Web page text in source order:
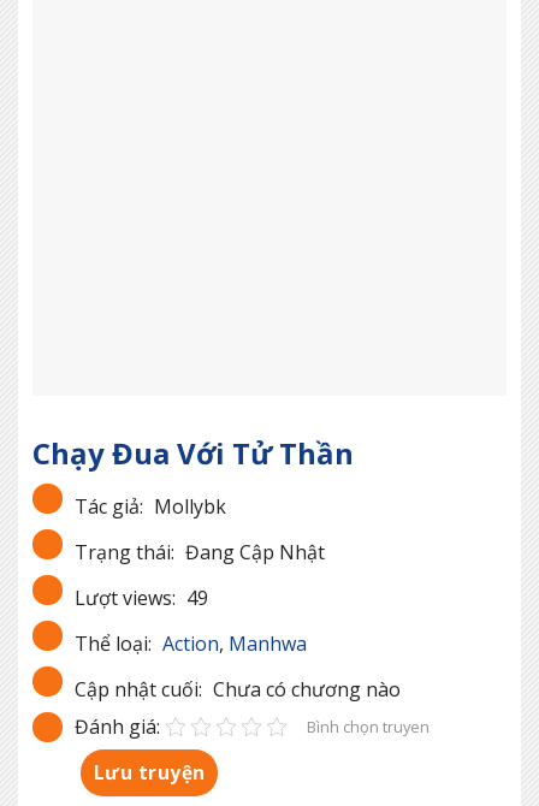
Chạy Đua Với Tử Thần
Tác giả: Mollybk
Trạng thái: Đang Cập Nhật
Lượt views: 49
Thể loại: Action, Manhwa
Cập nhật cuối: Chưa có chương nào
Đánh giá:
Bình chọn truyen
Lưu truyện